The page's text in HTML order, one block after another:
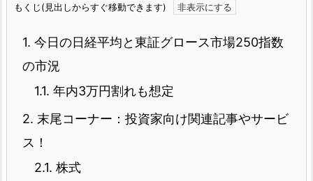
もくじ(見出しからすぐ移動できます)
1. 今日の日経平均と東証グロース市場250指数
の市況
1.1. 年内3万円割れも想定
2. 末尾コーナー：投資家向け関連記事やサービ
ス！
2.1. 株式